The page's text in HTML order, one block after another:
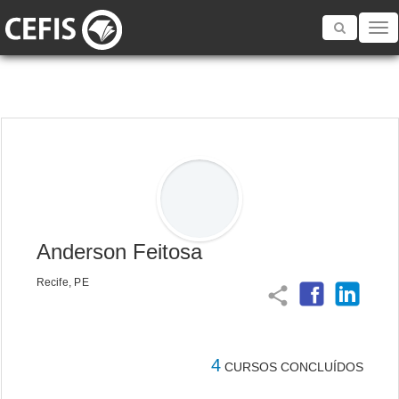
Toggle
Anderson Feitosa
Recife, PE
share
4 CURSOS CONCLUÍDOS